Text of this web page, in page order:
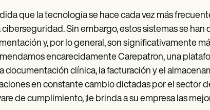
que la tecnología se hace cada vez más
ciberseguridad. Sin embargo, estos sistemas se
y, por lo general, son significativamente
encarecidamente Carepatron, una
documentación clínica, la facturación y el
en constante cambio dictadas por el sector
de cumplimiento, ¡le brinda a su empresa las